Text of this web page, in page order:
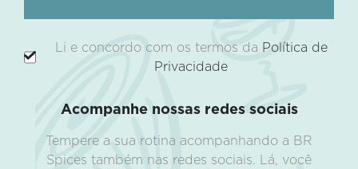
Li e concordo com os termos da Política de
Privacidade
Acompanhe nossas redes sociais
Tempere a sua rotina acompanhando a BR
Spices também nas redes sociais. Lá, você